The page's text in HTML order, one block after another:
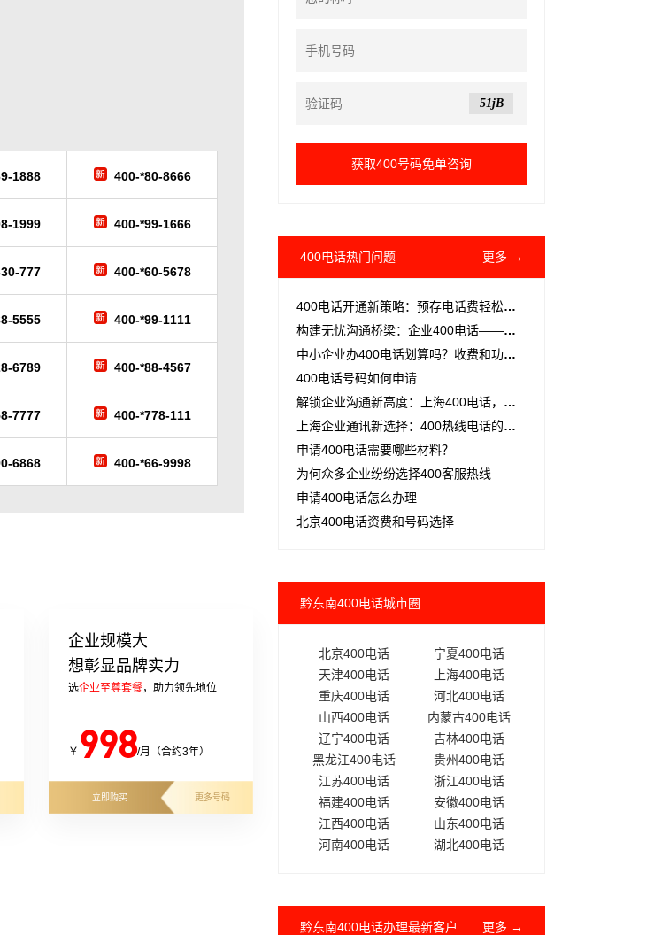
1888 400-*80-8666
1999 400-*99-1666
777 400-*60-5678
5555 400-*99-1111
6789 400-*88-4567
7777 400-*778-111
6868 400-*66-9998
企业规模大
想彰显品牌实力
选企业至尊套餐，助力领先地位
￥ 998/月（合约3年）
立即购买 更多号码
51jB
400电话热门问题 更多 →
400电话开通新策略：预存电话费轻松办理
构建无忧沟通桥梁：企业400电话——您的全能客服、销售与售后热线
中小企业办400电话划算吗？收费和功能一篇讲透
400电话号码如何申请
解锁企业沟通新高度：上海400电话，精选号码助力企业腾飞
上海企业通讯新选择：400热线电话的全方位解析
申请400电话需要哪些材料？
为何众多企业纷纷选择400客服热线
申请400电话怎么办理
北京400电话资费和号码选择
黔东南400电话城市圈
北京400电话
宁夏400电话
天津400电话
上海400电话
重庆400电话
河北400电话
山西400电话
内蒙古400电话
辽宁400电话
吉林400电话
黑龙江400电话
贵州400电话
江苏400电话
浙江400电话
福建400电话
安徽400电话
江西400电话
山东400电话
河南400电话
湖北400电话
黔东南400电话办理最新客户 更多 →